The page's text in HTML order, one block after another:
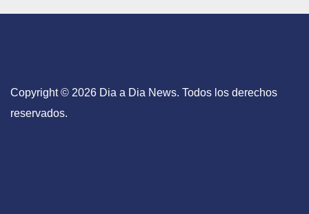
Copyright © 2026 Dia a Dia News. Todos los derechos
reservados.